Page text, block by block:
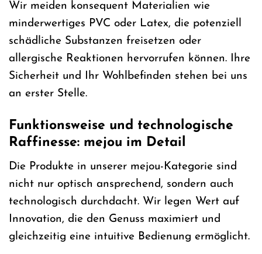
Wir meiden konsequent Materialien wie
minderwertiges PVC oder Latex, die potenziell
schädliche Substanzen freisetzen oder
allergische Reaktionen hervorrufen können. Ihre
Sicherheit und Ihr Wohlbefinden stehen bei uns
an erster Stelle.
Funktionsweise und technologische
Raffinesse: mejou im Detail
Die Produkte in unserer mejou-Kategorie sind
nicht nur optisch ansprechend, sondern auch
technologisch durchdacht. Wir legen Wert auf
Innovation, die den Genuss maximiert und
gleichzeitig eine intuitive Bedienung ermöglicht.